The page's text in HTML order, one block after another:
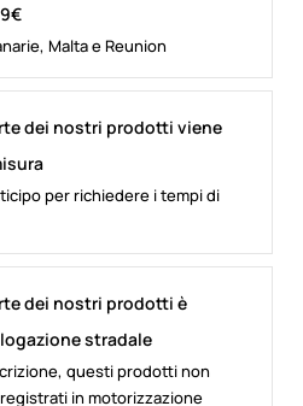
Malta e Reunion
dei nostri prodotti viene
per richiedere i tempi di
dei nostri prodotti è
stradale
questi prodotti non
in motorizzazione